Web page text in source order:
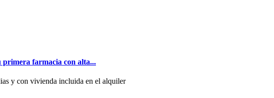
farmacia con alta...
y con vivienda incluida en el alquiler